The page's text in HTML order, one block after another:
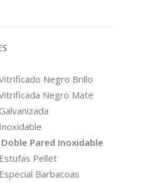
Negro Brillo
Negro Mate
Pared Inoxidable
Pellet
Barbacoas